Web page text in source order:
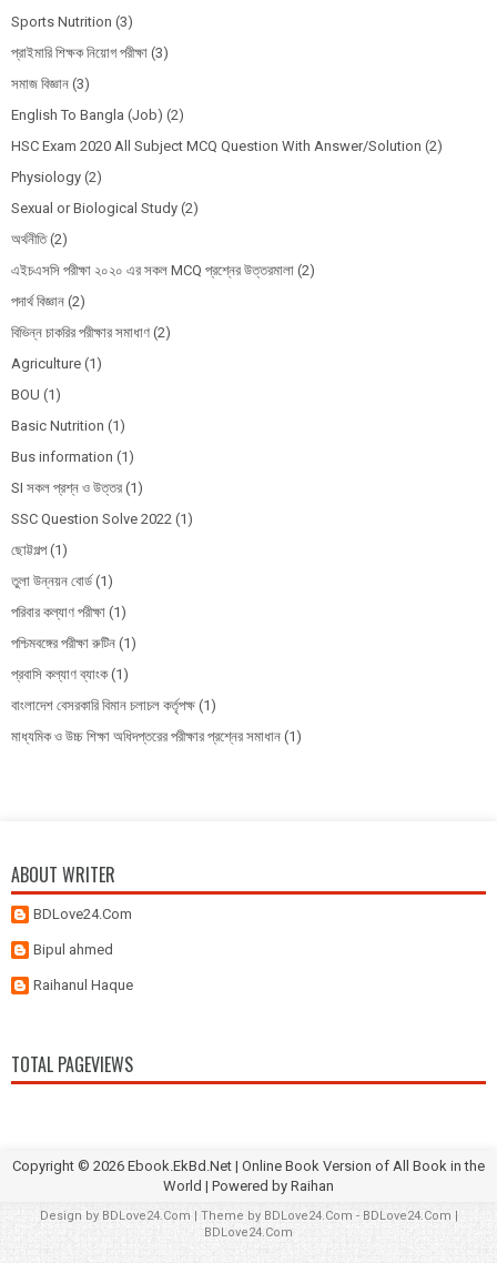
Sports Nutrition (3)
প্রাইমারি শিক্ষক নিয়োগ পরীক্ষা (3)
সমাজ বিজ্ঞান (3)
English To Bangla (Job) (2)
HSC Exam 2020 All Subject MCQ Question With Answer/Solution (2)
Physiology (2)
Sexual or Biological Study (2)
অর্থনীতি (2)
এইচএসসি পরীক্ষা ২০২০ এর সকল MCQ প্রশ্নের উত্তরমালা (2)
পদার্থ বিজ্ঞান (2)
বিভিন্ন চাকরির পরীক্ষার সমাধাণ (2)
Agriculture (1)
BOU (1)
Basic Nutrition (1)
Bus information (1)
SI সকল প্রশ্ন ও উত্তর (1)
SSC Question Solve 2022 (1)
ছোট্টগল্প (1)
তুলা উন্নয়ন বোর্ড (1)
পরিবার কল্যাণ পরীক্ষা (1)
পশ্চিমবঙ্গের পরীক্ষা রুটিন (1)
প্রবাসি কল্যাণ ব্যাংক (1)
বাংলাদেশ বেসরকারি বিমান চলাচল কর্তৃপক্ষ (1)
মাধ্যমিক ও উচ্চ শিক্ষা অধিদপ্তরের পরীক্ষার প্রশ্নের সমাধান (1)
ABOUT WRITER
BDLove24.Com
Bipul ahmed
Raihanul Haque
TOTAL PAGEVIEWS
Copyright © 2026 Ebook.EkBd.Net | Online Book Version of All Book in the
World | Powered by Raihan
Design by BDLove24.Com | Theme by BDLove24.Com - BDLove24.Com |
BDLove24.Com